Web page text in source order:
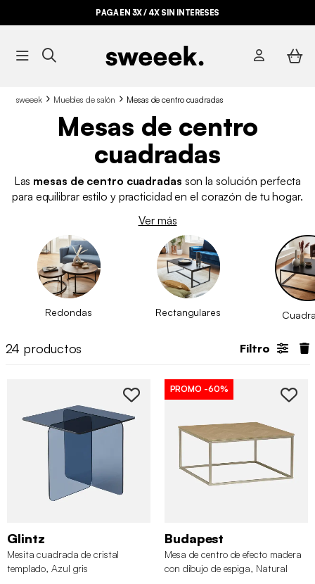
PAGA EN 3X / 4X SIN INTERESES
sweeek Muebles de salón Mesas de centro cuadradas
Mesas de centro
cuadradas
Las mesas de centro cuadradas son la solución perfecta
para equilibrar estilo y practicidad en el corazón de tu hogar.
todo tipo, desde los más clásicos hasta los contemporáneos,
aportando orden, simetría y una superficie funcional al alcance
de todos. En sweeek, te ofrecemos una colección pensada
para adaptarse a diferentes gustos y necesidades, con
modelos que combinan diseño, resistencia y una excelente
Ver más
Redondas Rectangulares
24 productos Filtro
Glintz
Mesita cuadrada de cristal
templado, Azul gris
PROMO -60%
Budapest
Mesa de centro de efecto madera
con dibujo de espiga, Natural